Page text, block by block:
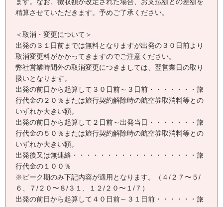
精算させていただきます。予めご了承ください。
＜取消・変更について＞
出発の３１日前までは無料となりますが出発の３０日前より
取消変更料がかかってきますのでご注意ください。
弊社営業時間外の取消変更につきましては、翌営業日の取り
扱いとなります。
出発の前日から起算して３０日前～３日前・・・・・・・旅
行代金の２０％または旅行契約解除時の航空券取消料等との
いずれか大きい額。
出発の前日から起算して２日前～出発当日・・・・・・・旅
行代金の５０％または旅行契約解除時の航空券取消料等との
いずれか大きい額。
出発後又は無連絡・・・・・・・・・・・・・・・・・・旅
行代金の１００％
※ピーク期のみ下記内容が適用となります。（４/２７〜５/
６、７/２０〜８/３１、１２/２０〜１/７）
出発の前日から起算して４０日前～３１日前・・・・・・旅